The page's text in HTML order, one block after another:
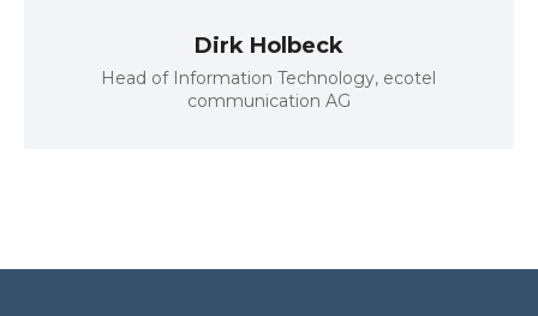
Dirk Holbeck
Head of Information Technology, ecotel
communication AG